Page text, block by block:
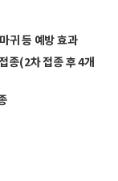
귀 등 예방 효과
종(2차 접종 후 4개